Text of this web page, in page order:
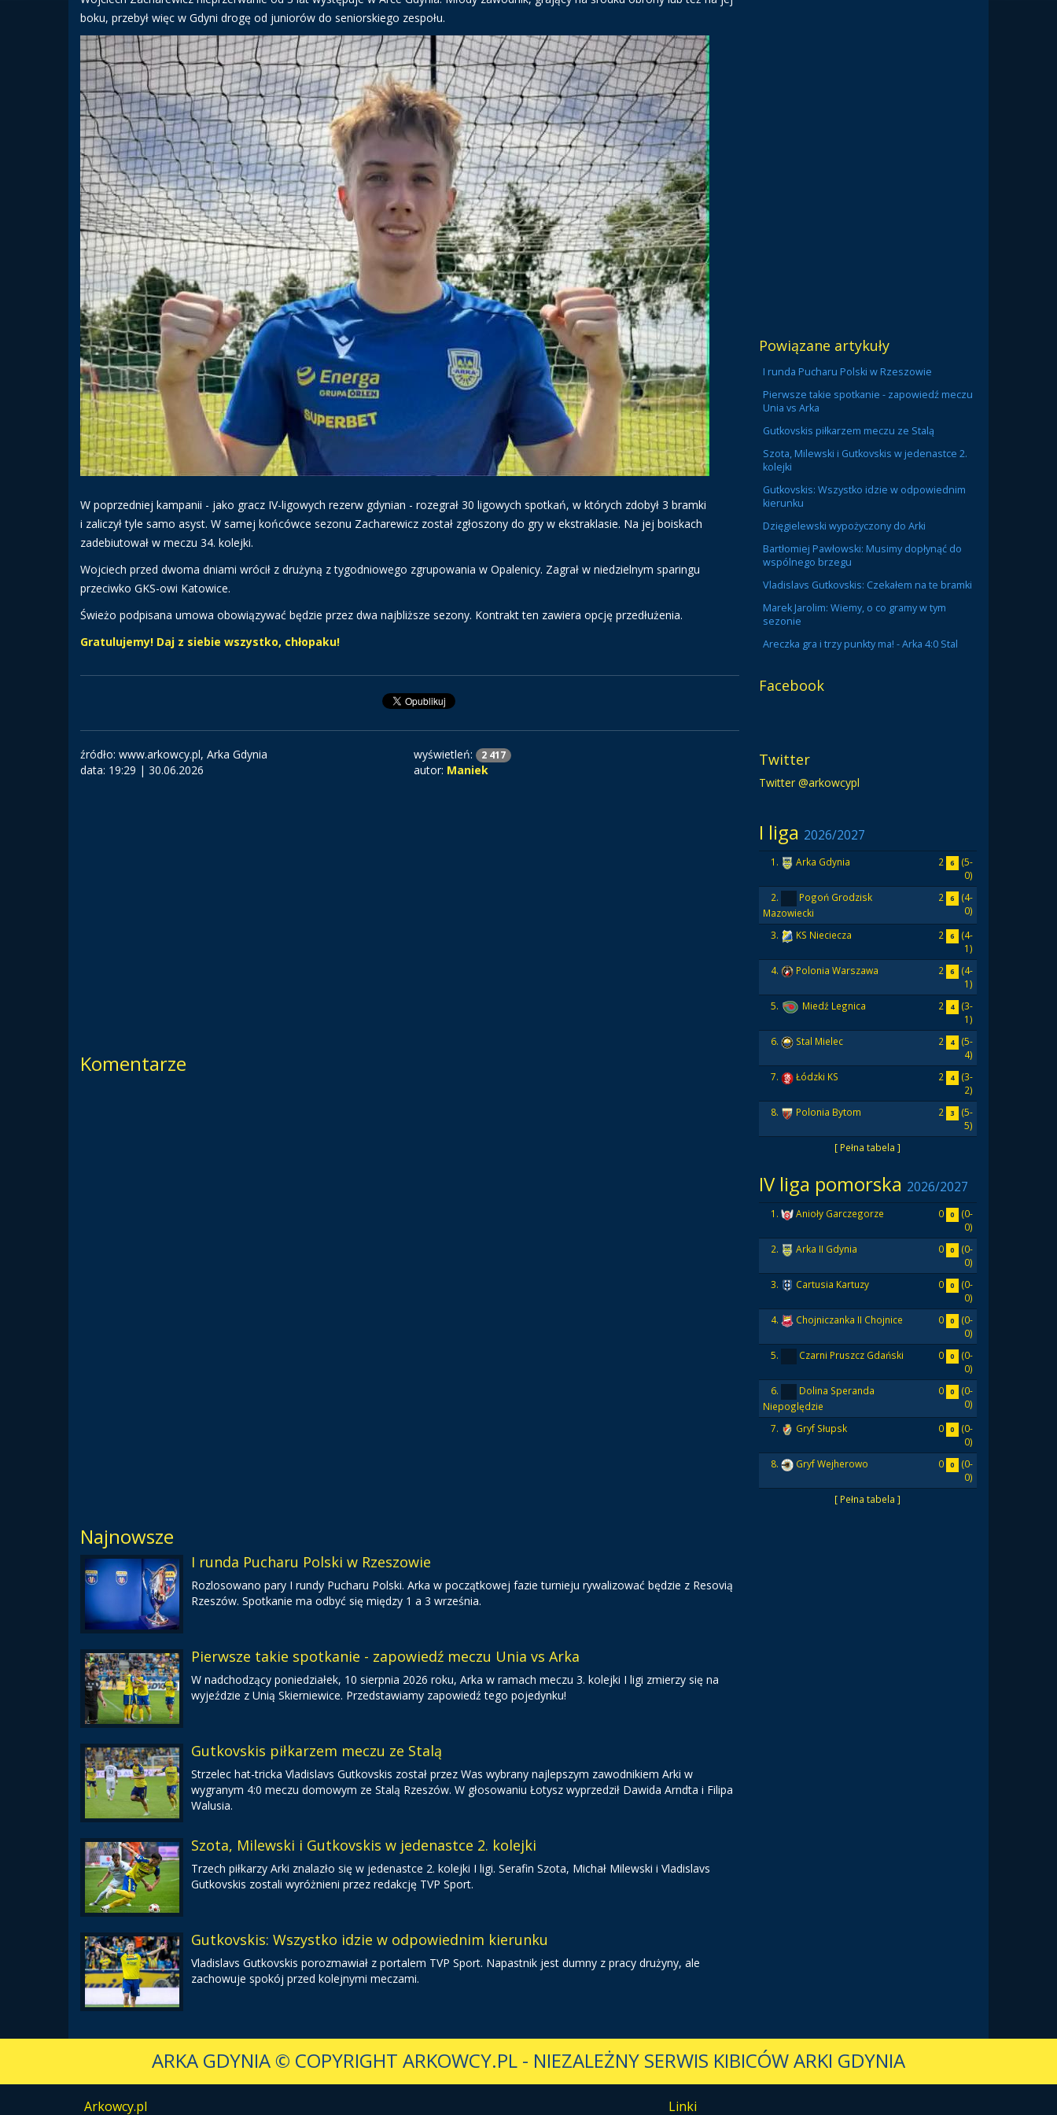
boku, przebył więc w Gdyni drogę od juniorów do seniorskiego zespołu.
W poprzedniej kampanii - jako gracz IV-ligowych rezerw gdynian - rozegrał 30 ligowych spotkań, w których zdobył 3 bramki
i zaliczył tyle samo asyst. W samej końcówce sezonu Zacharewicz został zgłoszony do gry w ekstraklasie. Na jej boiskach
zadebiutował w meczu 34. kolejki.
Wojciech przed dwoma dniami wrócił z drużyną z tygodniowego zgrupowania w Opalenicy. Zagrał w niedzielnym sparingu
przeciwko GKS-owi Katowice.
Świeżo podpisana umowa obowiązywać będzie przez dwa najbliższe sezony. Kontrakt ten zawiera opcję przedłużenia.
Gratulujemy! Daj z siebie wszystko, chłopaku!
źródło: www.arkowcy.pl, Arka Gdynia
data: 19:29 | 30.06.2026
wyświetleń: 2 417
autor: Maniek
Komentarze
Najnowsze
I runda Pucharu Polski w Rzeszowie
Rozlosowano pary I rundy Pucharu Polski. Arka w początkowej fazie turnieju rywalizować będzie z Resovią
Rzeszów. Spotkanie ma odbyć się między 1 a 3 września.
Pierwsze takie spotkanie - zapowiedź meczu Unia vs Arka
W nadchodzący poniedziałek, 10 sierpnia 2026 roku, Arka w ramach meczu 3. kolejki I ligi zmierzy się na
wyjeździe z Unią Skierniewice. Przedstawiamy zapowiedź tego pojedynku!
Gutkovskis piłkarzem meczu ze Stalą
Strzelec hat-tricka Vladislavs Gutkovskis został przez Was wybrany najlepszym zawodnikiem Arki w
wygranym 4:0 meczu domowym ze Stalą Rzeszów. W głosowaniu Łotysz wyprzedził Dawida Arndta i Filipa
Walusia.
Szota, Milewski i Gutkovskis w jedenastce 2. kolejki
Trzech piłkarzy Arki znalazło się w jedenastce 2. kolejki I ligi. Serafin Szota, Michał Milewski i Vladislavs
Gutkovskis zostali wyróżnieni przez redakcję TVP Sport.
Gutkovskis: Wszystko idzie w odpowiednim kierunku
Vladislavs Gutkovskis porozmawiał z portalem TVP Sport. Napastnik jest dumny z pracy drużyny, ale
zachowuje spokój przed kolejnymi meczami.
Powiązane artykuły
I runda Pucharu Polski w Rzeszowie
Pierwsze takie spotkanie - zapowiedź meczu
Unia vs Arka
Gutkovskis piłkarzem meczu ze Stalą
Szota, Milewski i Gutkovskis w jedenastce 2.
kolejki
Gutkovskis: Wszystko idzie w odpowiednim
kierunku
Dzięgielewski wypożyczony do Arki
Bartłomiej Pawłowski: Musimy dopłynąć do
wspólnego brzegu
Vladislavs Gutkovskis: Czekałem na te bramki
Marek Jarolim: Wiemy, o co gramy w tym
sezonie
Areczka gra i trzy punkty ma! - Arka 4:0 Stal
Facebook
Twitter
Twitter @arkowcypl
I liga 2026/2027
[ Pełna tabela ]
1. Arka Gdynia 2 6
(5-
0)
2.
Pogoń Grodzisk
Mazowiecki
2 6
(4-
0)
3.
KS Nieciecza 2 6
(4-
1)
4.
Polonia Warszawa 2 6
(4-
1)
5.
Miedź Legnica 2 4
(3-
1)
6.
Stal Mielec 2 4
(5-
4)
7.
Łódzki KS 2 4
(3-
2)
8.
Polonia Bytom 2 3
(5-
5)
IV liga pomorska 2026/2027
[ Pełna tabela ]
1. Anioły Garczegorze 0 0
(0-
0)
2.
Arka II Gdynia 0 0
(0-
0)
3.
Cartusia Kartuzy 0 0
(0-
0)
4.
Chojniczanka II Chojnice 0 0
(0-
0)
5.
Czarni Pruszcz Gdański 0 0
(0-
0)
6.
Dolina Speranda
Niepoględzie
0 0
(0-
0)
7.
Gryf Słupsk 0 0
(0-
0)
8.
Gryf Wejherowo 0 0
(0-
0)
ARKA GDYNIA© COPYRIGHT ARKOWCY.PL - NIEZALEŻNY SERWIS KIBICÓW ARKI GDYNIA
Arkowcy.pl Linki